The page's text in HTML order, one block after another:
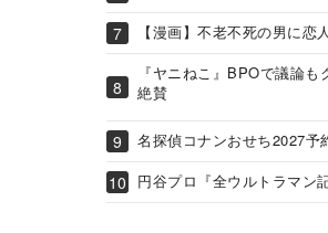
【漫画】不老不死の男に恋
『ヤニねこ』BPOで議論も
絶賛
名探偵コナンおせち2027予
円谷プロ『全ウルトラマン